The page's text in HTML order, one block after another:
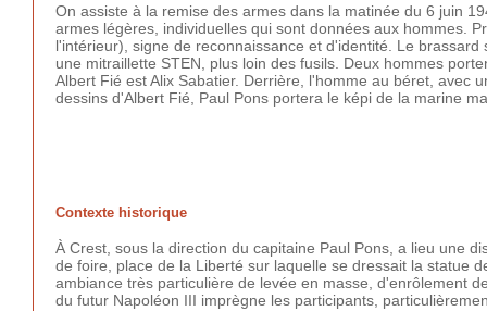
On assiste à la remise des armes dans la matinée du 6 juin
armes légères, individuelles qui sont données aux hommes.
l'intérieur), signe de reconnaissance et d'identité. Le
une mitraillette STEN, plus loin des fusils. Deux hommes
Albert Fié est Alix Sabatier. Derrière, l'homme au béret, avec
dessins d'Albert Fié, Paul Pons portera le képi de la marine
Contexte historique
À Crest, sous la direction du capitaine Paul Pons, a lieu une
de foire, place de la Liberté sur laquelle se dressait la statue
ambiance très particulière de levée en masse, d'enrôlement
du futur Napoléon III imprègne les participants,